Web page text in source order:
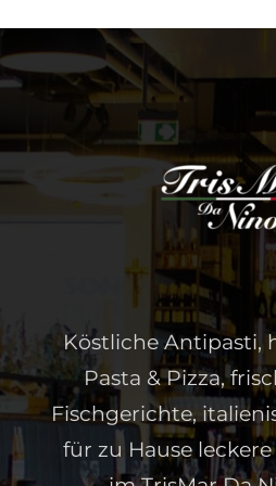
Köstliche Antipasti,
Pasta & Pizza,
Fischgerichte,
für zu Hause